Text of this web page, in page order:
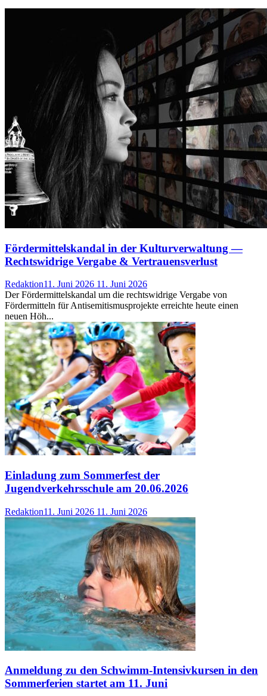
Fördermittelskandal in der Kulturverwaltung —
Rechtswidrige Vergabe & Vertrauensverlust
Redaktion11. Juni 2026 11. Juni 2026
Der Fördermittelskandal um die rechtswidrige Vergabe von
Fördermitteln für Antisemitismusprojekte erreichte heute einen
neuen Höh...
Einladung zum Sommerfest der
Jugendverkehrsschule am 20.06.2026
Redaktion11. Juni 2026 11. Juni 2026
Anmeldung zu den Schwimm-Intensivkursen in den
Sommerferien startet am 11. Juni